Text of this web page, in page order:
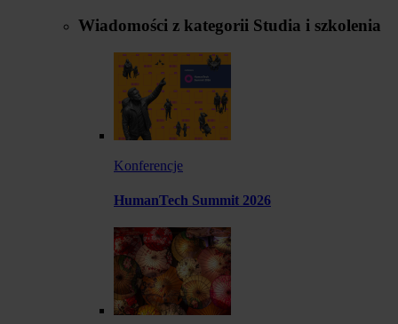
Wiadomości z kategorii Studia i szkolenia
Konferencje
HumanTech Summit 2026